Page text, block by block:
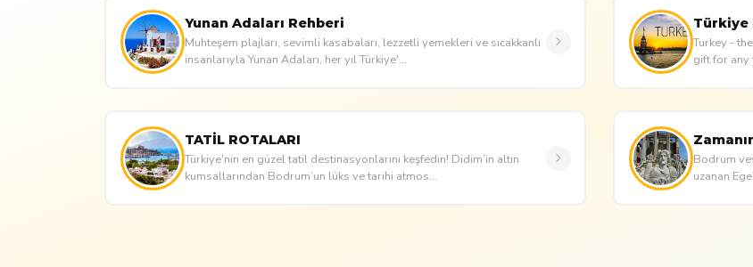
Yunan Adaları Rehberi
Muhteşem plajları, sevimli kasabaları, lezzetli yemekleri ve sıcakkanlı
insanlarıyla Yunan Adaları, her yıl Türkiye'...
Türkiye
Turkey -
gift for any
TATİL ROTALARI
Türkiye'nin en güzel tatil destinasyonlarını keşfedin! Didim’in altın
kumsallarından Bodrum’un lüks ve tarihi atmos...
Bodrum
uzanan